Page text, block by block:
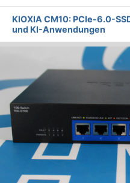
KIOXIA CM10: PCIe-6.0-
und KI-Anwendungen